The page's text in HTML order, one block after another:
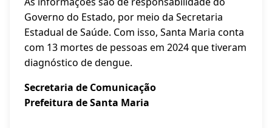
Governo do Estado, por meio da Secretaria
Estadual de Saúde. Com isso, Santa Maria conta
com 13 mortes de pessoas em 2024 que tiveram
diagnóstico de dengue.
Secretaria de Comunicação
Prefeitura de Santa Maria